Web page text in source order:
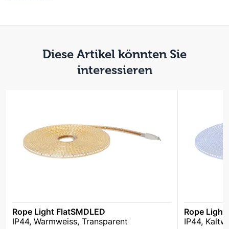
Diese Artikel könnten Sie
interessieren
Rope Light FlatSMDLED
IP44, Warmweiss, Transparent
Rope Light
IP44,